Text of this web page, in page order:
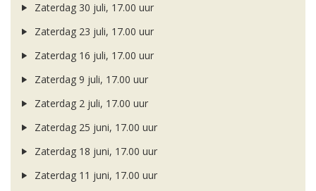
Zaterdag 30 juli, 17.00 uur
Zaterdag 23 juli, 17.00 uur
Zaterdag 16 juli, 17.00 uur
Zaterdag 9 juli, 17.00 uur
Zaterdag 2 juli, 17.00 uur
Zaterdag 25 juni, 17.00 uur
Zaterdag 18 juni, 17.00 uur
Zaterdag 11 juni, 17.00 uur